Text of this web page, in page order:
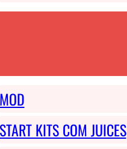
MOD
START KITS COM JUICES